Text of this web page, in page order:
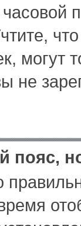
могут
не
пояс,